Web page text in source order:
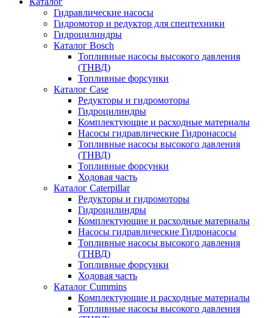
Гидравлические насосы
Гидромотор и редуктор для спецтехники
Гидроцилиндры
Каталог Bosch
Топливные насосы высокого давления
(ТНВД)
Топливные форсунки
Каталог Case
Редукторы и гидромоторы
Гидроцилиндры
Комплектующие и расходные материалы
Насосы гидравлические Гидронасосы
Топливные насосы высокого давления
(ТНВД)
Топливные форсунки
Ходовая часть
Каталог Caterpillar
Редукторы и гидромоторы
Гидроцилиндры
Комплектующие и расходные материалы
Насосы гидравлические Гидронасосы
Топливные насосы высокого давления
(ТНВД)
Топливные форсунки
Ходовая часть
Каталог Cummins
Комплектующие и расходные материалы
Топливные насосы высокого давления